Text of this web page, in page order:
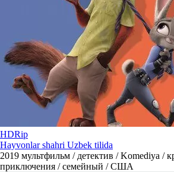
HDRip
Hayvonlar shahri Uzbek tilida
2019 мультфильм / детектив / Komediya /
приключения / семейный / США